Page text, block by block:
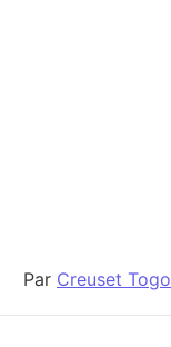
Par Creuset Togo